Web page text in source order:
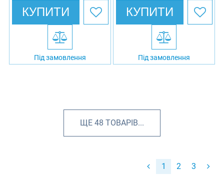
КУПИТИ
Під замовлення
КУПИТИ
Під замовлення
ЩЕ 48 ТОВАРІВ...
1 2 3